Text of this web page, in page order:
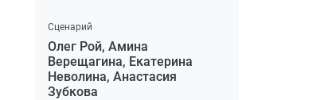
Сценарий
Олег Рой, Амина
Верещагина, Екатерина
Неволина, Анастасия
Зубкова